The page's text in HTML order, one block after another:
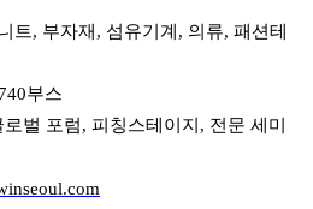
트, 부자재 , 섬유기계 , 의류, 패션테
740부스
로벌 포럼, 피칭스테이지 , 전문 세미